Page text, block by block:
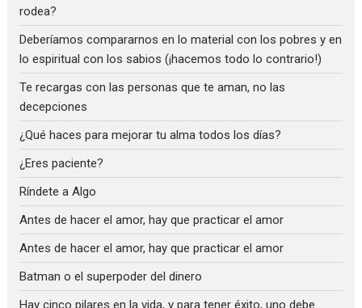
rodea?
Deberíamos compararnos en lo material con los pobres y en
lo espiritual con los sabios (¡hacemos todo lo contrario!)
Te recargas con las personas que te aman, no las
decepciones
¿Qué haces para mejorar tu alma todos los días?
¿Eres paciente?
Ríndete a Algo
Antes de hacer el amor, hay que practicar el amor
Antes de hacer el amor, hay que practicar el amor
Batman o el superpoder del dinero
Hay cinco pilares en la vida, y para tener éxito, uno debe